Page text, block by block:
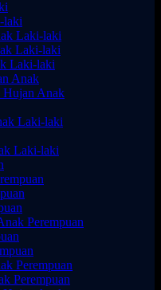
laki
Laki-laki
Laki-laki
Laki-laki
Anak
Hujan Anak
Laki-laki
Laki-laki
Perempuan
Perempuan
Perempuan